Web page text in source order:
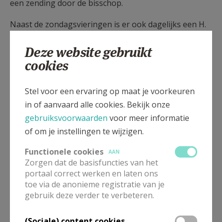
een zending door de bisschop.
Naast de zondagsvieringen is er ook dagelijks een H.
ook de zorg voor de andere liturgische vieringen:
doopsel, eerste communie, vormsel, huwelijk, biecht,
Voor christenen geven deze vieringen een diepere
betekenis aan hun leven want we worden
doordrongen van Gods nabijheid en liefde die ons blij
en gelukkig maken, én ook van zijn troost en kracht
GEBED
Het pastoraal plan duidt eveneens het belang van het
samen bidden: het is de ontmoeting tussen de
verzamelde gelovigen en God, om leven en geloof bij
Deze website gebruikt
cookies
Stel voor een ervaring op maat je voorkeuren
in of aanvaard alle cookies. Bekijk onze
gebruiksvoorwaarden voor meer informatie
of om je instellingen te wijzigen.
Functionele cookies
AAN
Zorgen dat de basisfuncties van het
portaal correct werken en laten ons
toe via de anonieme registratie van je
gebruik deze verder te verbeteren.